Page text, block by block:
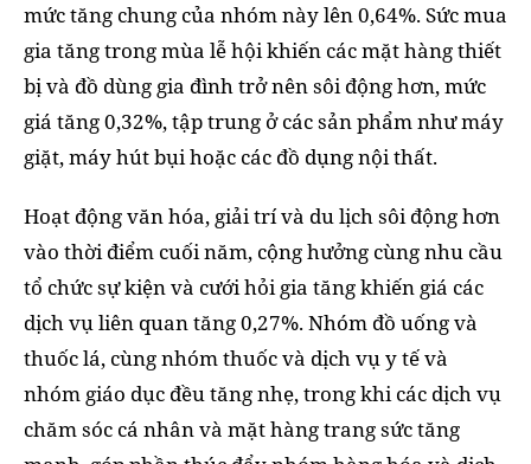
mức tăng chung của nhóm này lên 0,64%. Sức mua
gia tăng trong mùa lễ hội khiến các mặt hàng thiết
bị và đồ dùng gia đình trở nên sôi động hơn, mức
giá tăng 0,32%, tập trung ở các sản phẩm như máy
giặt, máy hút bụi hoặc các đồ dụng nội thất.
Hoạt động văn hóa, giải trí và du lịch sôi động hơn
vào thời điểm cuối năm, cộng hưởng cùng nhu cầu
tổ chức sự kiện và cưới hỏi gia tăng khiến giá các
dịch vụ liên quan tăng 0,27%. Nhóm đồ uống và
thuốc lá, cùng nhóm thuốc và dịch vụ y tế và
nhóm giáo dục đều tăng nhẹ, trong khi các dịch vụ
chăm sóc cá nhân và mặt hàng trang sức tăng